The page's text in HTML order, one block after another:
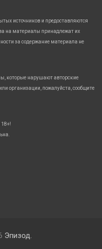
источников и предоставляются
на материалы принадлежат их
за содержание материала не
которые нарушают авторские
организации, пожалуйста, сообщите
Эпизод.